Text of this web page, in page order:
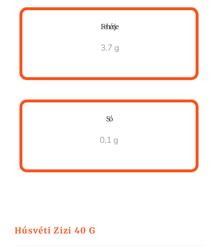
Fehérje
3,7 g
Só
0,1 g
Húsvéti Zizi 40 G